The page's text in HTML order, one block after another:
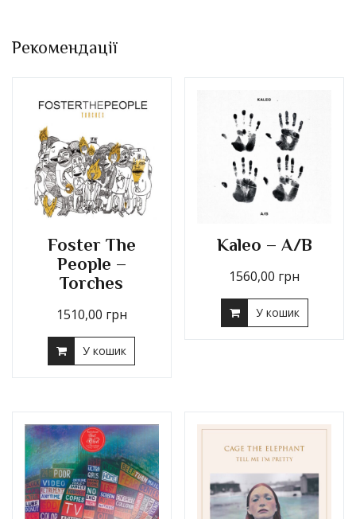
Рекомендації
Foster The
People –
Torches
1510,00 грн
У кошик
Kaleo – A/B
1560,00 грн
У кошик